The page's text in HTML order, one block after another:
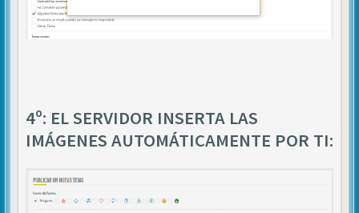
4º: EL SERVIDOR INSERTA LAS
IMÁGENES AUTOMÁTICAMENTE POR TI: